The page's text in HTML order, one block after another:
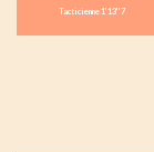
Tacticienne 1'13''7